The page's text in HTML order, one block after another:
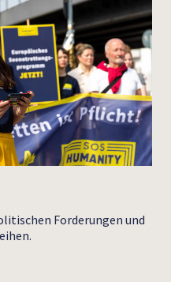
Forderungen und